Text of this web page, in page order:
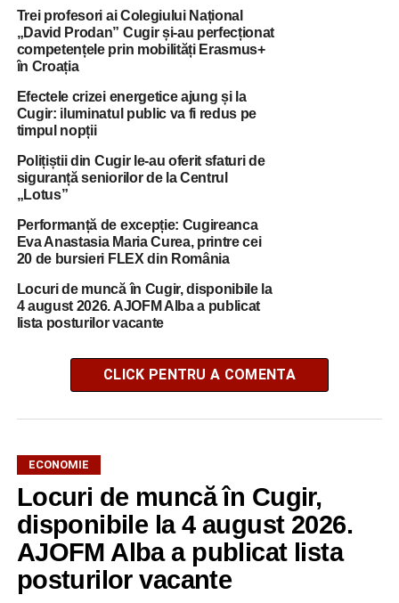
Trei profesori ai Colegiului Național
„David Prodan” Cugir și-au perfecționat
competențele prin mobilități Erasmus+
în Croația
Efectele crizei energetice ajung și la
Cugir: iluminatul public va fi redus pe
timpul nopții
Polițiștii din Cugir le-au oferit sfaturi de
siguranță seniorilor de la Centrul
„Lotus”
Performanță de excepție: Cugireanca
Eva Anastasia Maria Curea, printre cei
20 de bursieri FLEX din România
Locuri de muncă în Cugir, disponibile la
4 august 2026. AJOFM Alba a publicat
lista posturilor vacante
CLICK PENTRU A COMENTA
ECONOMIE
Locuri de muncă în Cugir,
disponibile la 4 august 2026.
AJOFM Alba a publicat lista
posturilor vacante